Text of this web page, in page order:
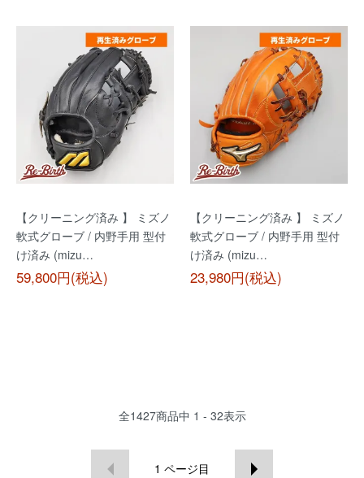
【クリーニング済み 】 ミズノ
軟式グローブ / 内野手用 型付
け済み (mizu…
59,800円(税込)
【クリーニング済み 】 ミズノ
軟式グローブ / 内野手用 型付
け済み (mizu…
23,980円(税込)
全1427商品中 1 - 32表示
1 ページ目